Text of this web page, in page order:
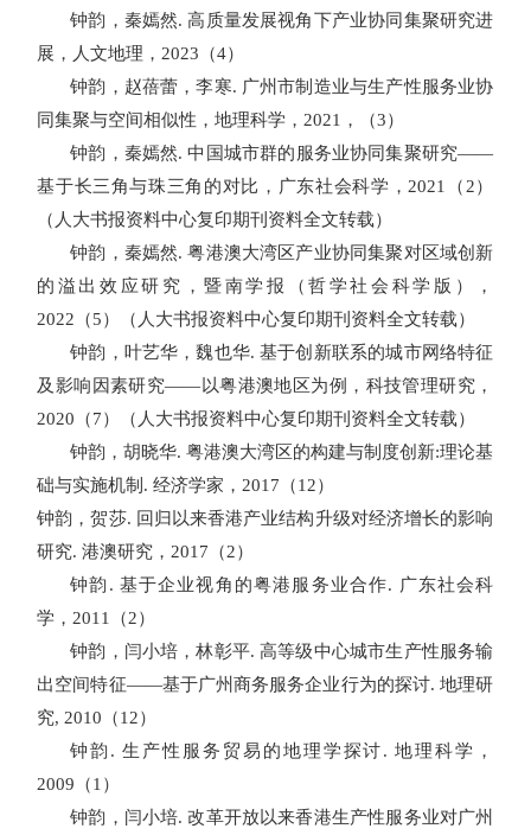
钟韵，秦嫣然.高质量发展视角下产业协同集聚研究进
展，人文地理， 2023 （4）
钟韵，赵蓓蕾，李寒. 广州市制造业与生产性服务业协
同集聚与空间相似性，地理科学， 2021 ，（3）
钟韵，秦嫣然.中国城市群的服务业协同集聚研究——
基于长三角与珠三角的对比，广东社会科学， 2021 （ 2）
（人大书报资料中心复印期刊资料全文转载）
钟韵，秦嫣然. 粤港澳大湾区产业协同集聚对区域创新
的溢出效应研究，暨南学报（哲学社会科学版），
2022（5）（人大书报资料中心复印期刊资料全文转载）
钟韵，叶艺华，魏也华.基于创新联系的城市网络特征
及影响因素研究——以粤港澳地区为例，科技管理研究，
2020 （7）（人大书报资料中心复印期刊资料全文转载）
钟韵，胡晓华.粤港澳大湾区的构建与制度创新:理论基
础与实施机制 .经济学家， 2017 （12）
钟韵，贺莎. 回归以来香港产业结构升级对经济增长的影响
研究.港澳研究， 2017 （2）
钟韵 . 基于企业视角的粤港服务业合作. 广东社会科
学， 2011 （2）
钟韵，闫小培，林彰平.高等级中心城市生产性服务输
出空间特征——基于广州商务服务企业行为的探讨.地理研
究, 2010 （12）
钟韵 .生产性服务贸易的地理学探讨.地理科学，
2009 （1 ）
钟韵，闫小培.改革开放以来香港生产性服务业对广州